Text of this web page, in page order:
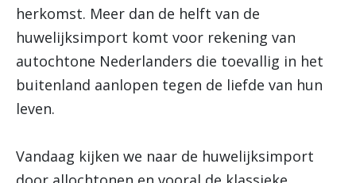
herkomst. Meer dan de helft van de
huwelijksimport komt voor rekening van
autochtone Nederlanders die toevallig in het
buitenland aanlopen tegen de liefde van hun
leven.
Vandaag kijken we naar de huwelijksimport